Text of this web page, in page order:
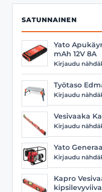
SATUNNAINEN
Yato
mAh 12V 8A
Kirjaudu
Työtaso
Kirjaudu
Vesivaaka
Kirjaudu
Yato
Kirjaudu
Kapro